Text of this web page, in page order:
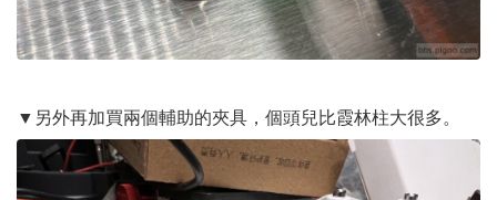
▼另外再加買兩個輔助的夾具，個頭兒比霞林柱大很多。